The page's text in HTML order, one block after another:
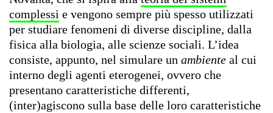
complessi e vengono sempre più spesso utilizzati
per studiare fenomeni di diverse discipline, dalla
fisica alla biologia, alle scienze sociali. L’idea
consiste, appunto, nel simulare un ambiente al cui
interno degli agenti eterogenei, ovvero che
presentano caratteristiche differenti,
(inter)agiscono sulla base delle loro caratteristiche